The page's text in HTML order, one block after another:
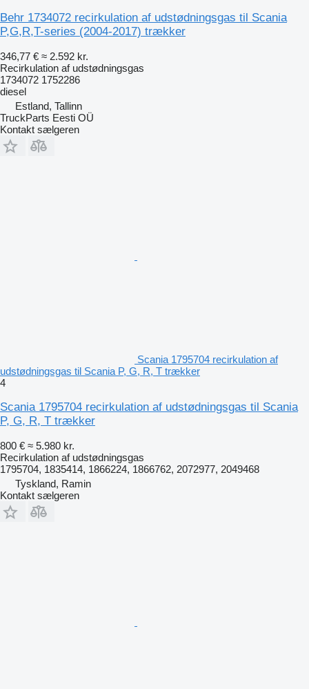
Behr 1734072 recirkulation af udstødningsgas til Scania
P,G,R,T-series (2004-2017) trækker
346,77 € ≈ 2.592 kr.
Recirkulation af udstødningsgas
1734072 1752286
diesel
Estland, Tallinn
TruckParts Eesti OÜ
Kontakt sælgeren
Scania 1795704 recirkulation af
udstødningsgas til Scania P, G, R, T trækker
4
Scania 1795704 recirkulation af udstødningsgas til Scania
P, G, R, T trækker
800 € ≈ 5.980 kr.
Recirkulation af udstødningsgas
1795704, 1835414, 1866224, 1866762, 2072977, 2049468
Tyskland, Ramin
Kontakt sælgeren